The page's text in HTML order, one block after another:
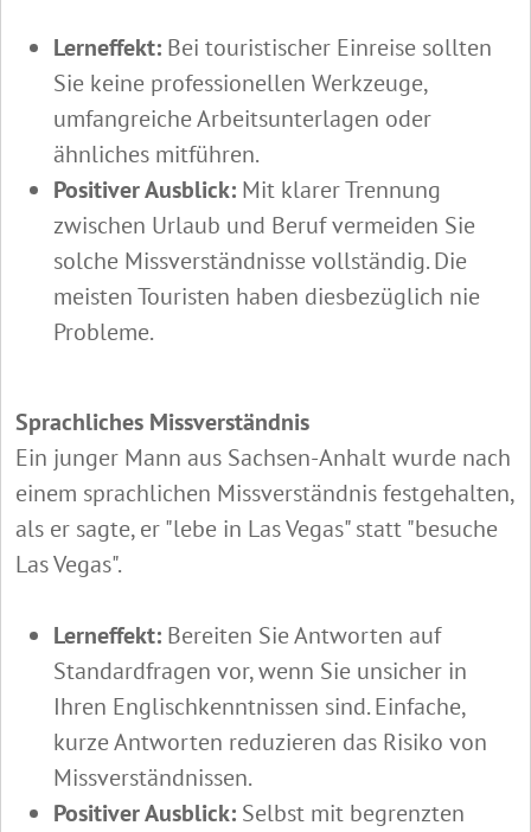
Lerneffekt: Bei touristischer Einreise sollten
Sie keine professionellen Werkzeuge,
umfangreiche Arbeitsunterlagen oder
ähnliches mitführen.
Positiver Ausblick: Mit klarer Trennung
zwischen Urlaub und Beruf vermeiden Sie
solche Missverständnisse vollständig. Die
meisten Touristen haben diesbezüglich nie
Probleme.
Sprachliches Missverständnis
Ein junger Mann aus Sachsen-Anhalt wurde nach
einem sprachlichen Missverständnis festgehalten,
als er sagte, er "lebe in Las Vegas" statt "besuche
Las Vegas".
Lerneffekt: Bereiten Sie Antworten auf
Standardfragen vor, wenn Sie unsicher in
Ihren Englischkenntnissen sind. Einfache,
kurze Antworten reduzieren das Risiko von
Missverständnissen.
Positiver Ausblick: Selbst mit begrenzten